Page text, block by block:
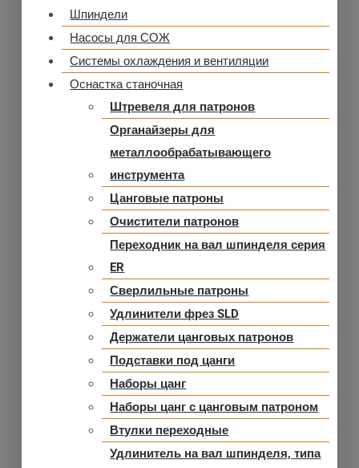
Шпиндели
Насосы для СОЖ
Системы охлаждения и вентиляции
Оснастка станочная
Штревеля для патронов
Органайзеры для
металлообрабатывающего
инструмента
Цанговые патроны
Очистители патронов
Переходник на вал шпинделя серия
ER
Сверлильные патроны
Удлинители фрез SLD
Держатели цанговых патронов
Подставки под цанги
Наборы цанг
Наборы цанг с цанговым патроном
Втулки переходные
Удлинитель на вал шпинделя, типа